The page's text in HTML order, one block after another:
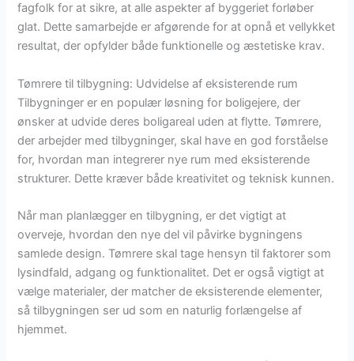
fagfolk for at sikre, at alle aspekter af byggeriet forløber
glat. Dette samarbejde er afgørende for at opnå et vellykket
resultat, der opfylder både funktionelle og æstetiske krav.
Tømrere til tilbygning: Udvidelse af eksisterende rum
Tilbygninger er en populær løsning for boligejere, der
ønsker at udvide deres boligareal uden at flytte. Tømrere,
der arbejder med tilbygninger, skal have en god forståelse
for, hvordan man integrerer nye rum med eksisterende
strukturer. Dette kræver både kreativitet og teknisk kunnen.
Når man planlægger en tilbygning, er det vigtigt at
overveje, hvordan den nye del vil påvirke bygningens
samlede design. Tømrere skal tage hensyn til faktorer som
lysindfald, adgang og funktionalitet. Det er også vigtigt at
vælge materialer, der matcher de eksisterende elementer,
så tilbygningen ser ud som en naturlig forlængelse af
hjemmet.